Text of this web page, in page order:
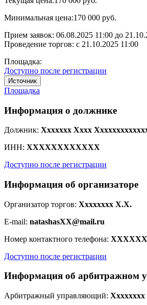
Минимальная цена:170 000 руб.
Прием заявок: 06.08.2025 11:00 до
Проведение торгов: с 21.10.2025 11:00
Площадка:
Доступно после регистрации
Источник
Площадка
Информация о должнике
Должник: Xxxxxxx Xxxx
ИНН: XXXXXXXXXXXX
Доступно после регистрации
Информация об организаторе
Организатор торгов: Xxxxxxxx X.X.
E-mail: natashasXX@mail.ru
Номер контактного телефона:
Доступно после регистрации
Информация об арбитражном
Арбитражный управляющий: Xxxxxxxx